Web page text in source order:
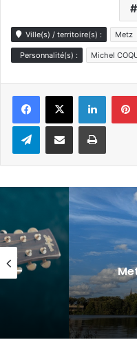
Ville(s) / territoire(s) : Metz
Personnalité(s) : Michel
TelegramPartager par e-mail
au
Un
parc